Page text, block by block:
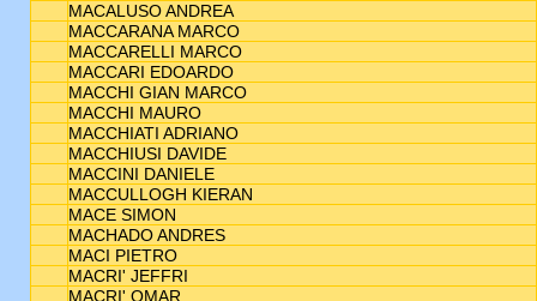
MACALUSO ANDREA
MACCARANA MARCO
MACCARELLI MARCO
MACCARI EDOARDO
MACCHI GIAN MARCO
MACCHI MAURO
MACCHIATI ADRIANO
MACCHIUSI DAVIDE
MACCINI DANIELE
MACCULLOGH KIERAN
MACE SIMON
MACHADO ANDRES
MACI PIETRO
MACRI' JEFFRI
MACRI' OMAR